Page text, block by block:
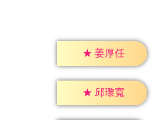
★ 姜厚任
★ 邱瓈寬